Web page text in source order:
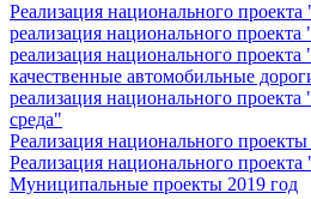
Реализация национального
реализация национального
реализация национального проекта
качественные автомобильные
реализация национального
среда"
Реализация национального
Реализация национального проекта
Муниципальные проекты 2019 год